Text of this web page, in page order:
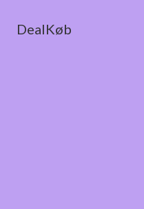
DealKøb